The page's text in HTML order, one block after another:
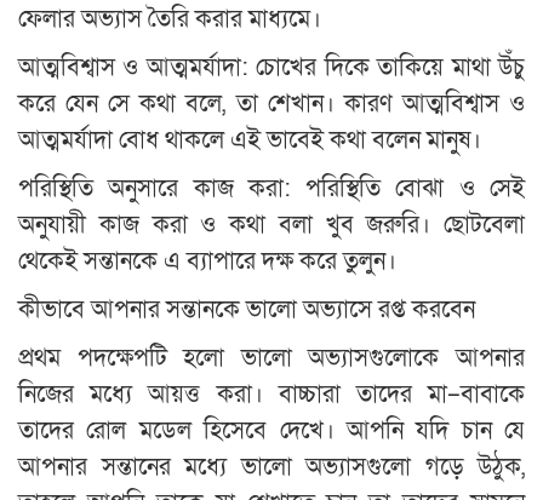
ফেলার অভ্যাস তৈরি করার মাধ্যমে।
আত্মবিশ্বাস ও আত্মমর্যাদা: চোখের দিকে তাকিয়ে মাথা উঁচু
করে যেন সে কথা বলে, তা শেখান। কারণ আত্মবিশ্বাস ও
আত্মমর্যাদা বোধ থাকলে এই ভাবেই কথা বলেন মানুষ।
পরিস্থিতি অনুসারে কাজ করা: পরিস্থিতি বোঝা ও সেই
অনুযায়ী কাজ করা ও কথা বলা খুব জরুরি। ছোটবেলা
থেকেই সন্তানকে এ ব্যাপারে দক্ষ করে তুলুন।
কীভাবে আপনার সন্তানকে ভালো অভ্যাসে রপ্ত করবেন
প্রথম পদক্ষেপটি হলো ভালো অভ্যাসগুলোকে আপনার
নিজের মধ্যে আয়ত্ত করা। বাচ্চারা তাদের মা–বাবাকে
তাদের রোল মডেল হিসেবে দেখে। আপনি যদি চান যে
আপনার সন্তানের মধ্যে ভালো অভ্যাসগুলো গড়ে উঠুক,